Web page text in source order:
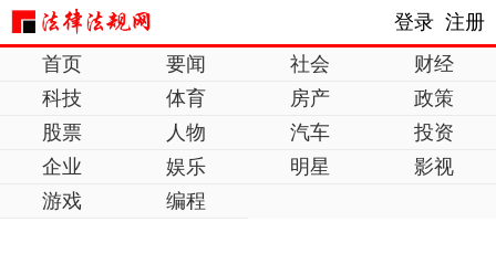
登录 注册
首页
要闻 社会
财经
科技
体育 房产
政策
股票
人物 汽车
投资
企业
娱乐 明星
影视
游戏
编程